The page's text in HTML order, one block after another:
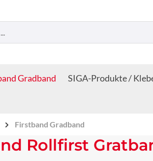
Gradband SIGA-Produkte /
Firstband Gradband
Rollfirst